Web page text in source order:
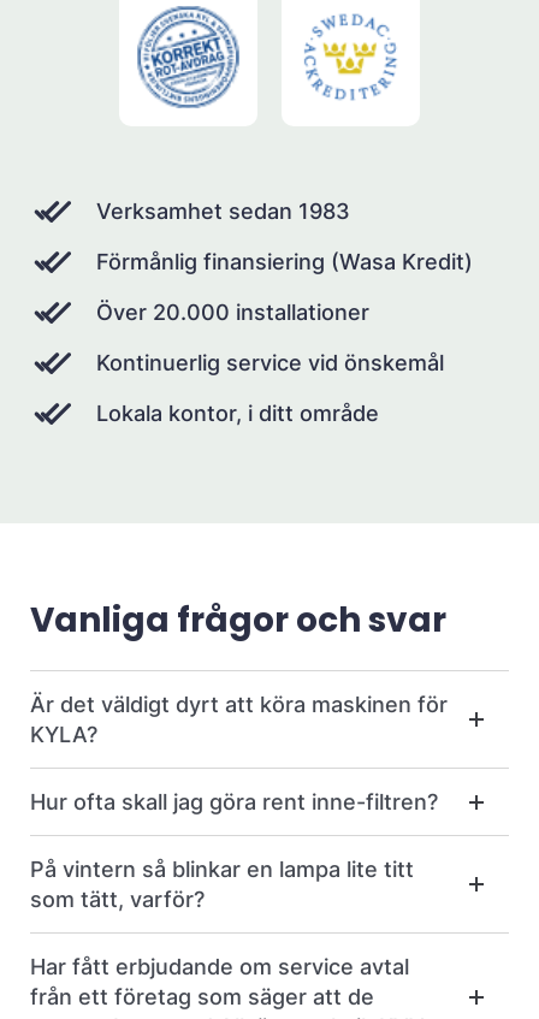
Verksamhet sedan 1983
Förmånlig finansiering (Wasa Kredit)
Över 20.000 installationer
Kontinuerlig service vid önskemål
Lokala kontor, i ditt område
Vanliga frågor och svar
Är det väldigt dyrt att köra maskinen för
KYLA?
Hur ofta skall jag göra rent inne-filtren?
På vintern så blinkar en lampa lite titt
som tätt, varför?
Har fått erbjudande om service avtal
från ett företag som säger att de